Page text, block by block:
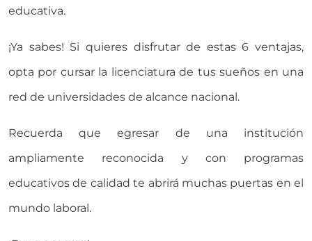
educativa.
¡Ya sabes! Si quieres disfrutar de estas 6 ventajas,
opta por cursar la licenciatura de tus sueños en una
red de universidades de alcance nacional.
Recuerda que egresar de una institución
ampliamente reconocida y con programas
educativos de calidad te abrirá muchas puertas en el
mundo laboral.